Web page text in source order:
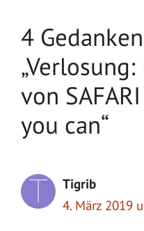
4
von
you can“
Tigrib
4. März 2019